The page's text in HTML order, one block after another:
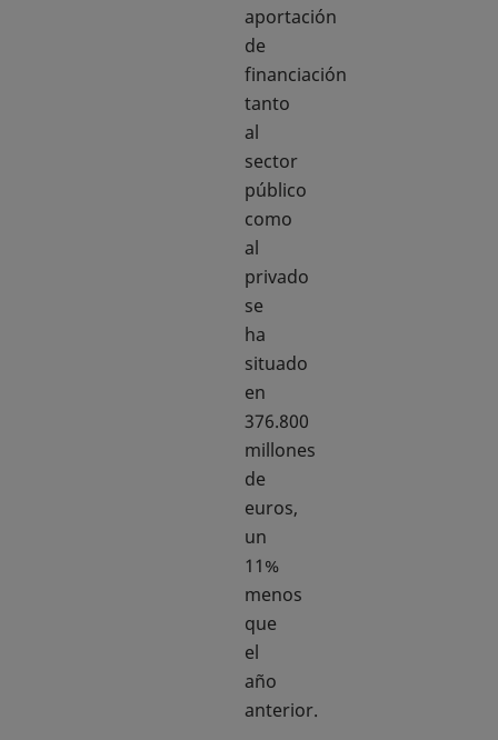
aportación
de
financiación
tanto
al
sector
público
como
al
privado
se
ha
situado
en
376.800
millones
de
euros,
un
11%
menos
que
el
año
anterior.